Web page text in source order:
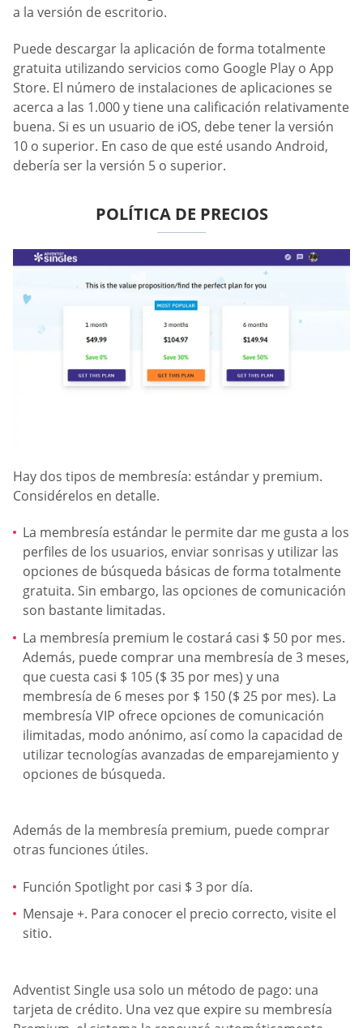
a la versión de escritorio.
Puede descargar la aplicación de forma totalmente
gratuita utilizando servicios como Google Play o App
Store. El número de instalaciones de aplicaciones se
acerca a las 1.000 y tiene una calificación relativamente
buena. Si es un usuario de iOS, debe tener la versión
10 o superior. En caso de que esté usando Android,
debería ser la versión 5 o superior.
POLÍTICA DE PRECIOS
Hay dos tipos de membresía: estándar y premium.
Considérelos en detalle.
La membresía estándar le permite dar me gusta a los
perfiles de los usuarios, enviar sonrisas y utilizar las
opciones de búsqueda básicas de forma totalmente
gratuita. Sin embargo, las opciones de comunicación
son bastante limitadas.
La membresía premium le costará casi $ 50 por mes.
Además, puede comprar una membresía de 3 meses,
que cuesta casi $ 105 ($ 35 por mes) y una
membresía de 6 meses por $ 150 ($ 25 por mes). La
membresía VIP ofrece opciones de comunicación
ilimitadas, modo anónimo, así como la capacidad de
utilizar tecnologías avanzadas de emparejamiento y
opciones de búsqueda.
Además de la membresía premium, puede comprar
otras funciones útiles.
Función Spotlight por casi $ 3 por día.
Mensaje +. Para conocer el precio correcto, visite el
sitio.
Adventist Single usa solo un método de pago: una
tarjeta de crédito. Una vez que expire su membresía